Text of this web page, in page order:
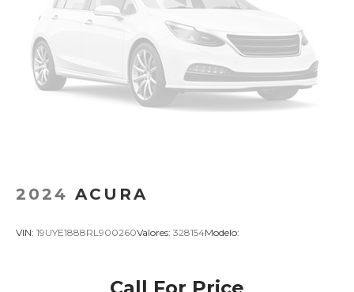
2024 ACURA
VIN: 19UYE1888RL900260Valores: 328154Modelo:
Call For Price